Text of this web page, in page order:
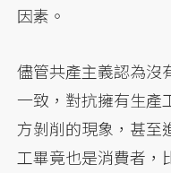
因素。
儘管共產主義認為沒
一致，對抗擁有生產
方剝削的現象，甚至
工畢竟也是消費者，